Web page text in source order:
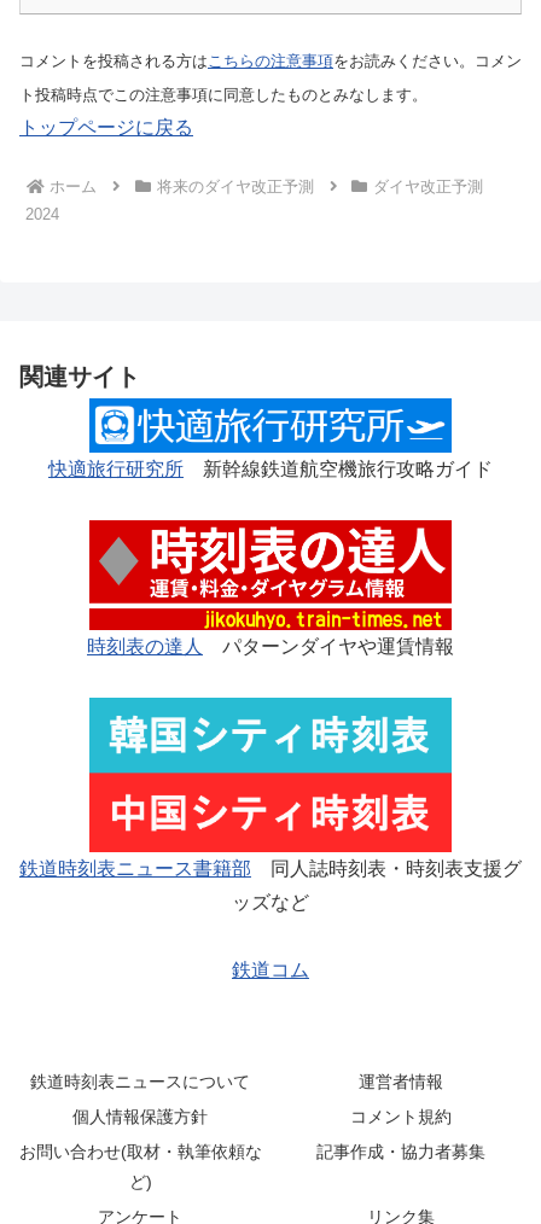
コメントを投稿される方はこちらの注意事項をお読みください。コメン
ト投稿時点でこの注意事項に同意したものとみなします。
トップページに戻る
ホーム 将来のダイヤ改正予測
ダイヤ改正予測
2024
関連サイト
快適旅行研究所 新幹線鉄道航空機旅行攻略ガイド
時刻表の達人 パターンダイヤや運賃情報
鉄道時刻表ニュース書籍部 同人誌時刻表・時刻表支援グ
ッズなど
鉄道コム
鉄道時刻表ニュースについて
運営者情報
個人情報保護方針
コメント規約
お問い合わせ(取材・執筆依頼な
ど)
記事作成・協力者募集
アンケート リンク集